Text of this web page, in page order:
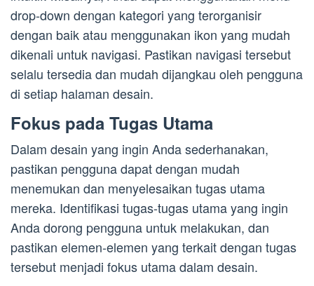
drop-down dengan kategori yang terorganisir
dengan baik atau menggunakan ikon yang mudah
dikenali untuk navigasi. Pastikan navigasi tersebut
selalu tersedia dan mudah dijangkau oleh pengguna
di setiap halaman desain.
Fokus pada Tugas Utama
Dalam desain yang ingin Anda sederhanakan,
pastikan pengguna dapat dengan mudah
menemukan dan menyelesaikan tugas utama
mereka. Identifikasi tugas-tugas utama yang ingin
Anda dorong pengguna untuk melakukan, dan
pastikan elemen-elemen yang terkait dengan tugas
tersebut menjadi fokus utama dalam desain.